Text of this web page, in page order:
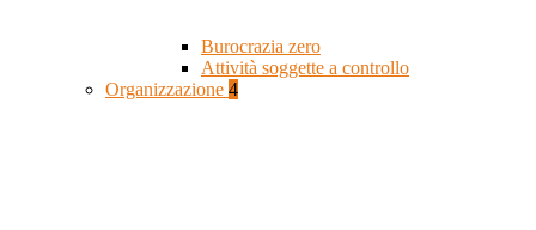
Burocrazia zero
Attività soggette a controllo
Organizzazione 4